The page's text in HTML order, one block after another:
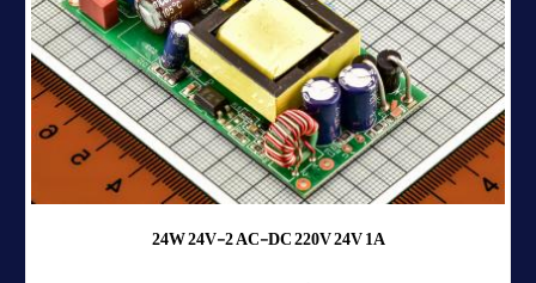
24W 24V-2 AC-DC 220V 24V 1A